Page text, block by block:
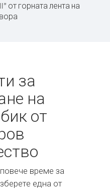
от горната лента на
за
на
от
време за
една от